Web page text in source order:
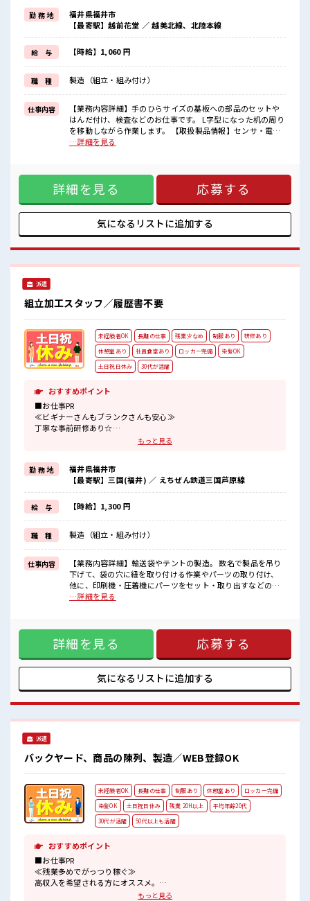
≪適度な残業でお給料UP≫
残業は月20時間未満で、
ほどよく稼げます♪
≪完全週休二日制≫
週末は家族や友人と一緒にプライベート満喫！
≪モチベーションもUP≫
派手過ぎなければ髪型や髪色自由♪
(規定有)≪機能的な制服アリ≫
制服があるので、
毎日の服装の悩み解消♪
≪収入アップを目指せる≫
高時給だらけの派遣のお仕事です！
髪型・髪色自由♪
派手過ぎなければOKだから、
モチベーションもUP！
20代の若い世代がたくさん活躍中の活気ある職場！
勤 務 地
福井県福井市
【最寄駅】越前花堂 ／ 越美北線、北陸本線
給 与 【時給】1,060 円
職 種 製造（組立・組み付け）
仕事内容
【業務内容詳細】手のひらサイズの基板への部品のセットや
はんだ付け、検査などのお仕事です。 L字型になった机の周り
を移動しながら作業します。 【取扱製品情報】センサ・電子
機器製造 ■お仕事PR ≪基礎から学べる≫ ビギナーさんもブラ
料UP≫ 残業は月20時間未満で、 ほどよく稼げます♪ ≪完全
週休二日制≫ 週末は家族や友人と一緒にプライベート満喫！
≪モチベーションもUP≫ 派手過ぎなければ髪型や髪色自由♪
(規定有)≪機能的な制服アリ≫ 制服があるので、 毎日の服装
の悩み解消♪ ≪収入アップを目指せる≫ 高時給だらけの派遣
のお仕事です！ ■職場の雰囲気 女性が多めの職場です♪ 髪
ンもUP！ 20代の若い世代がたくさん活躍中の活気ある職場！
程よく残業あり！
…詳細を見る
詳細を見る 応募する
気になるリストに追加する
派遣
組立加工スタッフ／履歴書不要
未経験者OK 長期の仕事 残業少なめ 制服あり
研修あり
休憩室あり
社員食堂あり ロッカー完備
染髪OK
土日祝日休み
30代が活躍
おすすめポイント
■お仕事PR
≪ビギナーさんもブランクさんも安心≫
丁寧な事前研修あり☆
場合によってはお願いすることもあります♪
≪週休2日制≫
週末は家族や友人と一緒にプライベート満喫！
≪髪色自由で自分らしく働く≫
明るすぎたり奇抜でなければ基本的に自由！
(規定有)≪ラクラク制服アリ≫
制服があるので、
毎日の服装の悩み解消♪
≪自分に合った期間で働ける≫
福利厚生が整った派遣のお仕事です！
■職場の雰囲気
髪型にこだわりのあるアナタは必見！
オンオフの切替もできちゃう！
ロッカーあり！
安心してお仕事に集中♪
もっと見る
勤 務 地
福井県福井市
【最寄駅】三国(福井) ／ えちぜん鉄道三国芦原線
給 与 【時給】1,300 円
職 種 製造（組立・組み付け）
仕事内容
【業務内容詳細】輸送袋やテントの製造。 数名で製品を吊り
下げて、袋の穴に紐を取り付ける作業やパーツの取り付け、
他に、印刷機・圧着機にパーツをセット・取り出すなどの作
業があります。冷暖房完備【取扱製品詳細】業務用フレコン
シ！ 場合によってはお願いすることもあります♪ ≪週休2日
制≫ 週末は家族や友人と一緒にプライベート満喫！ ≪髪色自
由で自分らしく働く≫ 明るすぎたり奇抜でなければ基本的に
自由！ (規定有)≪ラクラク制服アリ≫ 制服があるので、 毎日
の服装の悩み解消♪ ≪自分に合った期間で働ける≫ 福利厚生
が整った派遣のお仕事です！ ■職場の雰囲気 髪型にこだわり
室あり！ オンオフの切替もできちゃう！ ロッカーあり！ 安心
してお仕事に集中♪
…詳細を見る
詳細を見る 応募する
気になるリストに追加する
派遣
バックヤード、商品の陳列、製造／WEB登録OK
未経験者OK 長期の仕事 制服あり 休憩室あり
ロッカー完備
染髪OK
土日祝日休み 残業 20H以上
平均年齢20代
30代が活躍
50代以上も活躍
おすすめポイント
■お仕事PR
≪残業多めでがっつり稼ぐ≫
高収入を希望される方にオススメ。
残業は月20時間以上あります♪もっと見る